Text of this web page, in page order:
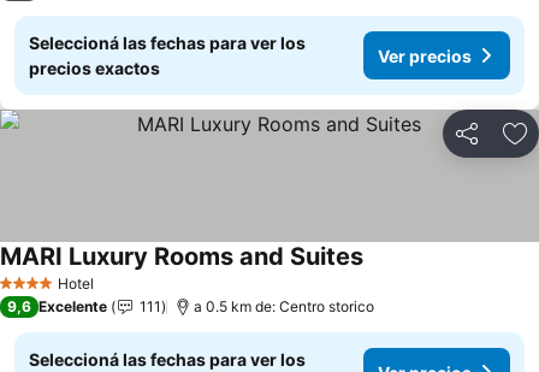
Seleccioná las fechas para ver los
precios exactos
Ver precios
Compartir
4 EstrellasHotel
MARI Luxury Rooms and Suites
9,6 Excelente 111 a 0.5 km de: Centro storico
Seleccioná las fechas para ver los